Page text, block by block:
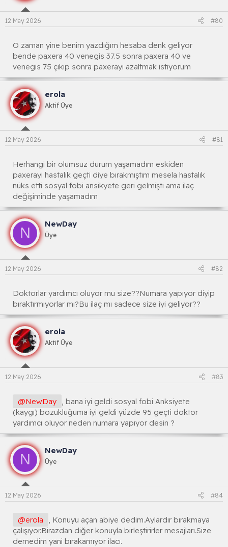
12 May 2026 #80
O zaman yine benim yazdığım hesaba denk geliyor
bende paxera 40 venegis 37.5 sonra paxera 40 ve
venegis 75 çıkıp sonra paxerayı azaltmak istiyorum
erola
Aktif Üye
12 May 2026 #81
Herhangi bir olumsuz durum yaşamadım eskiden
paxerayi hastalık geçti diye bırakmıştım mesela hastalık
nüks etti sosyal fobi ansikyete geri gelmişti ama ilaç
değişiminde yaşamadım
N
NewDay
Üye
12 May 2026 #82
Doktorlar yardımcı oluyor mu size??Numara yapıyor diyip
bıraktırmıyorlar mı?Bu ilaç mı sadece size iyi geliyor??
erola
Aktif Üye
12 May 2026 #83
@NewDay
, bana iyi geldi sosyal fobi Anksiyete
(kaygı) bozukluğuma iyi geldi yüzde 95 geçti doktor
yardımcı oluyor neden numara yapıyor desin ?
N
NewDay
Üye
12 May 2026 #84
@erola
, Konuyu açan abiye dedim.Aylardır bırakmaya
çalışıyor.Birazdan diğer konuyla birleştirirler mesajları.Size
demedim yani bırakamıyor ilacı.